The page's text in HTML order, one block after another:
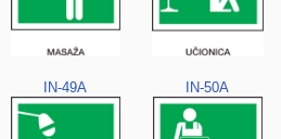
IN-49A IN-50A